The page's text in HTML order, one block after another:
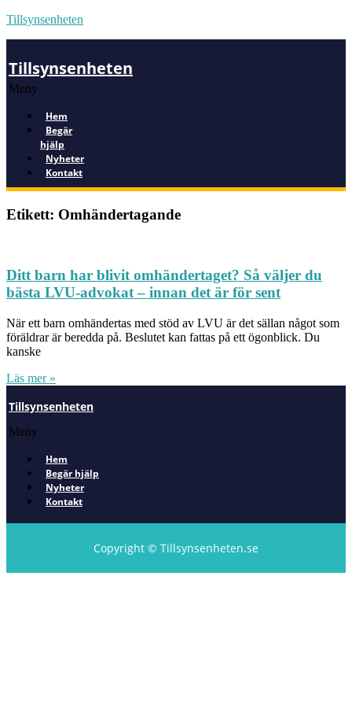
Tillsynsenheten
Tillsynsenheten
Meny
Hem
Begär
hjälp
Nyheter
Kontakt
Etikett: Omhändertagande
Ditt barn har blivit omhändertaget? Så väljer du
bästa LVU-advokat – innan det är för sent
När ett barn omhändertas med stöd av LVU är det sällan något som
föräldrar är beredda på. Beslutet kan fattas på ett ögonblick. Du
kanske
Läs mer »
Tillsynsenheten
Meny
Hem
Begär hjälp
Nyheter
Kontakt
Copyright © Tillsynsenheten.se